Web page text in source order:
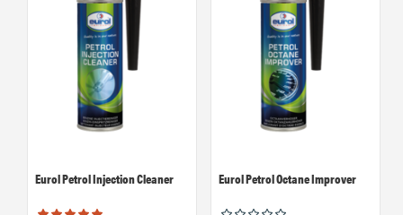
Eurol Petrol Injection Cleaner Eurol Petrol Octane Improver